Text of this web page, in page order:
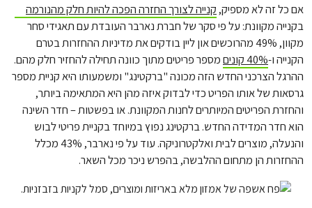
אם כל זה לא מספיק, קנייה לצורך החזרה הפכה להיות חלק מהנורמה
בקנייה מקוונת: על פי סקר של חברת נארבר העובדת עם תאגידי סחר
מקוון, 49% מהרוכשים און ליין בודקים את מדיניות ההחזרות בטרם
הקנייה ו-40% קונים
מספר פריטים מתוך כוונה תחילה להחזיר חלק מהם.
ההרגל הצרכני החדש הזה מכונה "ברקטינג" ומשמעותו היא קניית מספר
גרסאות של אותו הפריט כדי לבדוק איזה מהן היא המתאימה ביותר,
והחזרת הפריטים המיותרים לחנות המקוונת. או בפשטות – חדר השינה
הוא חדר המדידה החדש. ברקטינג נפוץ במיוחד בקניית פריטי לבוש
והנעלה, מוצרים לבית ואלקטרוניקה. עוד על פי נארבר, 43% מכלל
ההחזרות הן מתחום ההלבשה, בהפרש ניכר מכל השאר.